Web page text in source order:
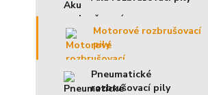
Motorové rozbrušovací
pily
Pneumatické
rozbrušovací pily